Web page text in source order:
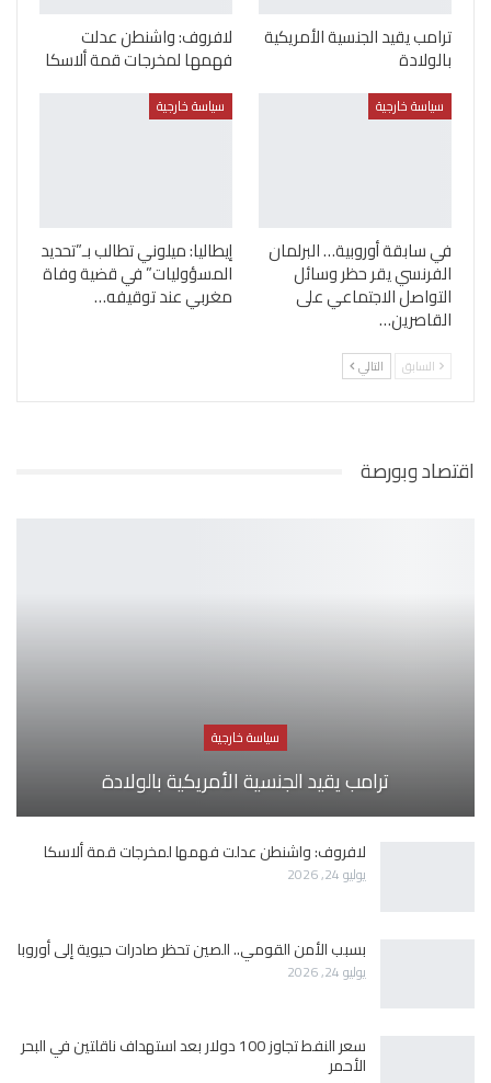
ترامب يقيد الجنسية الأمريكية
بالولادة
لافروف: واشنطن عدلت
فهمها لمخرجات قمة ألاسكا
سياسة خارجية
في سابقة أوروبية… البرلمان
الفرنسي يقر حظر وسائل
التواصل الاجتماعي على
القاصرين…
سياسة خارجية
إيطاليا: ميلوني تطالب بـ”تحديد
المسؤوليات” في قضية وفاة
مغربي عند توقيفه…
السابق التالي
اقتصاد وبورصة
سياسة خارجية
ترامب يقيد الجنسية الأمريكية بالولادة
لافروف: واشنطن عدلت فهمها لمخرجات قمة ألاسكا
يوليو 24, 2026
بسبب الأمن القومي.. الصين تحظر صادرات حيوية إلى أوروبا
يوليو 24, 2026
سعر النفط تجاوز 100 دولار بعد استهداف ناقلتين في البحر
الأحمر